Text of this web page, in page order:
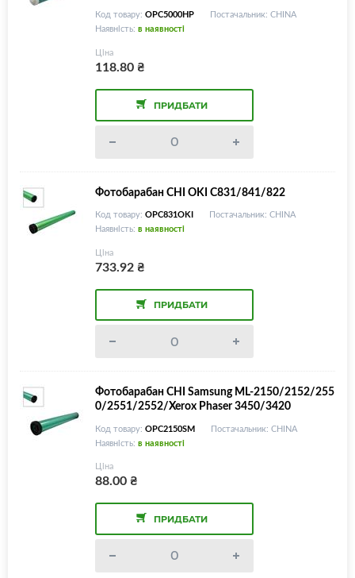
Код товару: OPC5000HP
Постачальник: CHINA
Наявність: в наявності
Ціна
118.80₴
ПРИДБАТИ
Фотобарабан CHI OKI C831/841/822
Код товару: OPC831OKI
Постачальник: CHINA
Наявність: в наявності
Ціна
733.92₴
ПРИДБАТИ
Фотобарабан CHI Samsung ML-2150/2152/255
0/2551/2552/Xerox Phaser 3450/3420
Код товару: OPC2150SM
Постачальник: CHINA
Наявність: в наявності
Ціна
88.00₴
ПРИДБАТИ